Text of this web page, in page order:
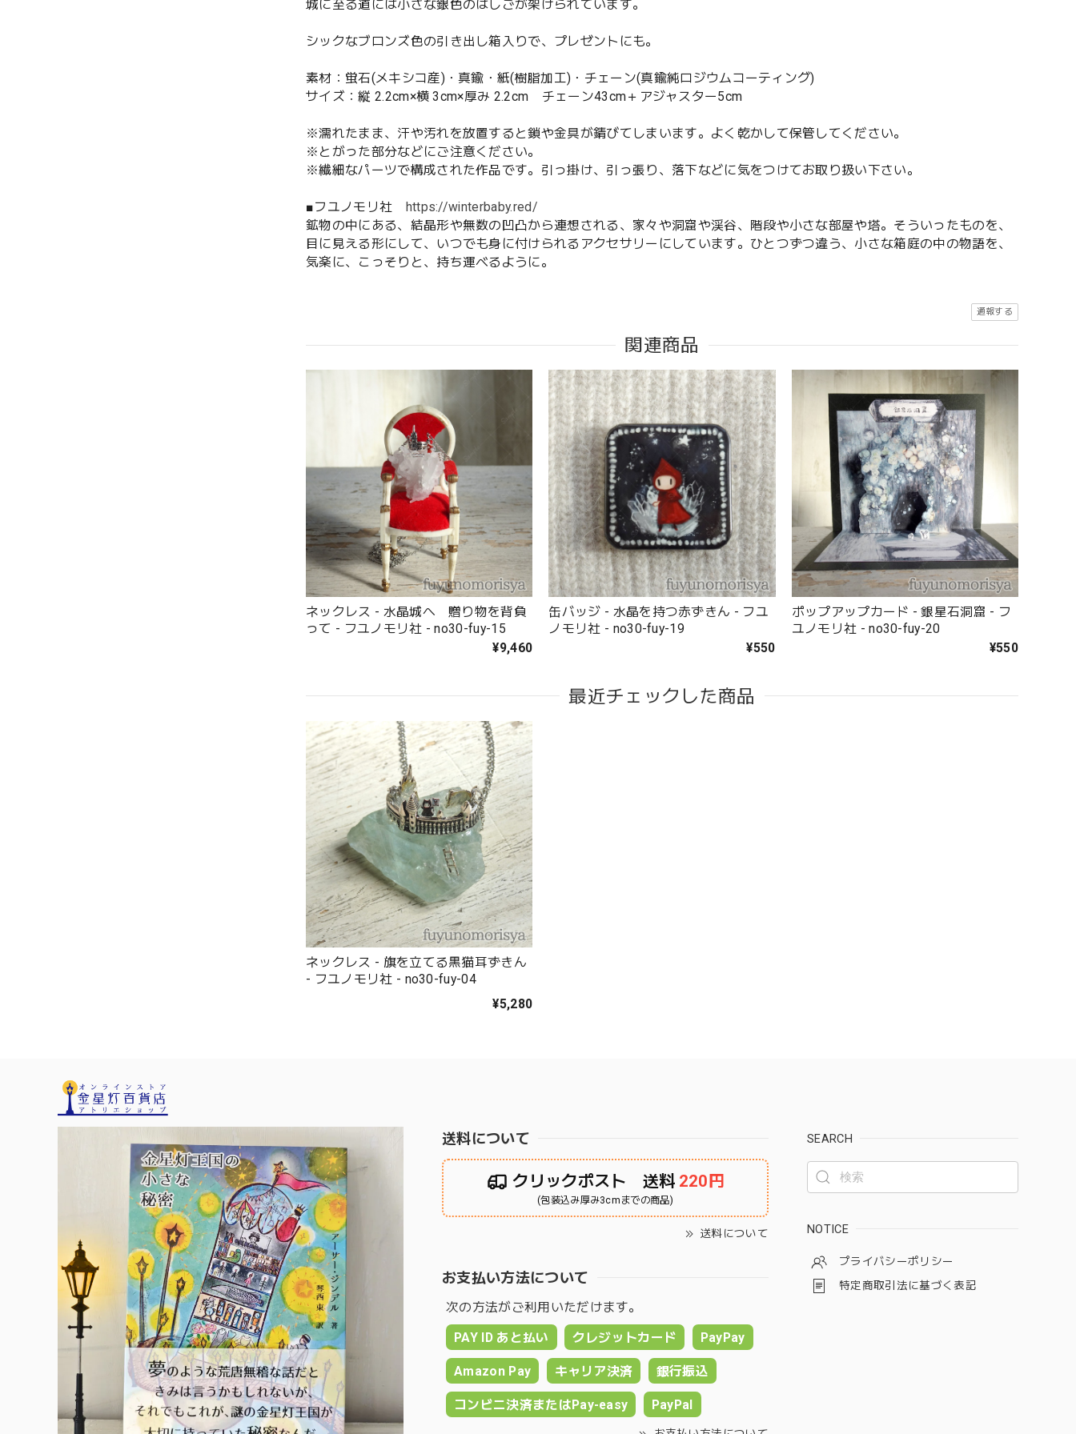
城に至る道には小さな銀色のはしごが架けられています。
シックなブロンズ色の引き出し箱入りで、プレゼントにも。
素材：蛍石(メキシコ産)・真鍮・紙(樹脂加工)・チェーン(真鍮純ロジウムコーティング)
サイズ：縦 2.2cm×横 3cm×厚み 2.2cm チェーン43cm＋アジャスター5cm
※濡れたまま、汗や汚れを放置すると鎖や金具が錆びてしまいます。よく乾かして保管してください。
※とがった部分などにご注意ください。
※繊細なパーツで構成された作品です。引っ掛け、引っ張り、落下などに気をつけてお取り扱い下さい。
■フユノモリ社
https://winterbaby.red/
鉱物の中にある、結晶形や無数の凹凸から連想される、家々や洞窟や渓谷、階段や小さな部屋や塔。そういったものを、
目に見える形にして、いつでも身に付けられるアクセサリーにしています。ひとつずつ違う、小さな箱庭の中の物語を、
気楽に、こっそりと、持ち運べるように。
通報する
関連商品
ネックレス - 水晶城へ 贈り物を背負
って - フユノモリ社 - no30-fuy-15
¥9,460
缶バッジ - 水晶を持つ赤ずきん - フユ
ノモリ社 - no30-fuy-19
¥550
ポップアップカード - 銀星石洞窟 - フ
ユノモリ社 - no30-fuy-20
¥550
最近チェックした商品
ネックレス - 旗を立てる黒猫耳ずきん
- フユノモリ社 - no30-fuy-04
¥5,280
送料について
クリックポスト 送料 220円
(包装込み厚み3cmまでの商品)
送料について
お支払い方法について
次の方法がご利用いただけます。
PAY ID あと払い
クレジットカード PayPay
Amazon Pay キャリア決済 銀行振込
コンビニ決済またはPay-easy PayPal
SEARCH
NOTICE
プライバシーポリシー
特定商取引法に基づく表記